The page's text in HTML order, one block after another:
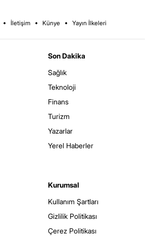
İletişim Künye Yayın İlkeleri
Son Dakika
Sağlık
Teknoloji
Finans
Turizm
Yazarlar
Yerel Haberler
Kurumsal
Kullanım Şartları
Gizlilik Politikası
Çerez Politikası